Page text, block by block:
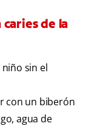
de la
sin el
con un biberón
agua de